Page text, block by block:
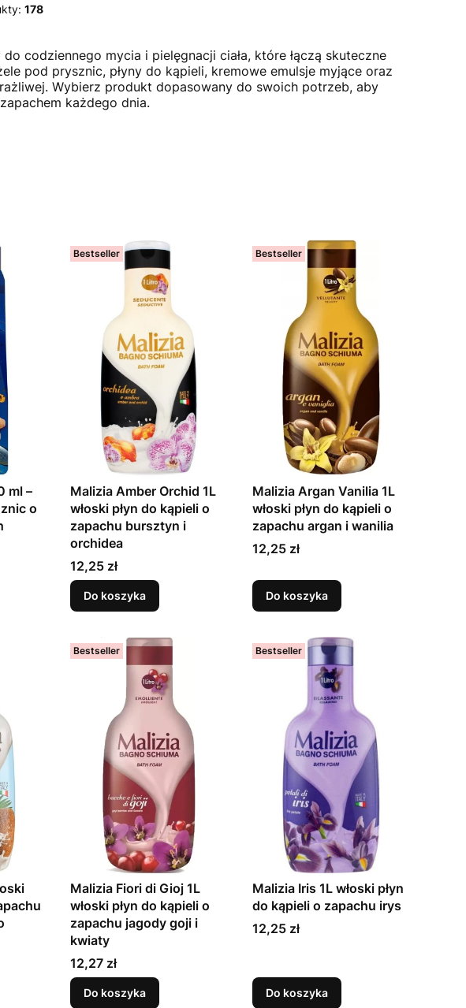
178
codziennego mycia i pielęgnacji ciała, które łączą skuteczne
pod prysznic, płyny do kąpieli, kremowe emulsje myjące oraz
Wybierz produkt dopasowany do swoich potrzeb, aby
każdego dnia.
ml –
o
Bestseller
Malizia Amber Orchid 1L
włoski płyn do kąpieli o
zapachu bursztyn i
orchidea
Cena
12,25 zł
Do koszyka
Bestseller
Malizia Argan Vanilia 1L
włoski płyn do kąpieli o
zapachu argan i wanilia
Cena
12,25 zł
Do koszyka
Bestseller
Malizia Fiori di Gioj 1L
włoski płyn do kąpieli o
zapachu jagody goji i
kwiaty
Cena
12,27 zł
Do koszyka
Bestseller
Malizia Iris 1L włoski płyn
do kąpieli o zapachu irys
Cena
12,25 zł
Do koszyka